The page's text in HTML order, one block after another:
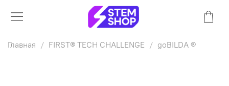
Главная FIRST® TECH CHALLENGE goBILDA ®